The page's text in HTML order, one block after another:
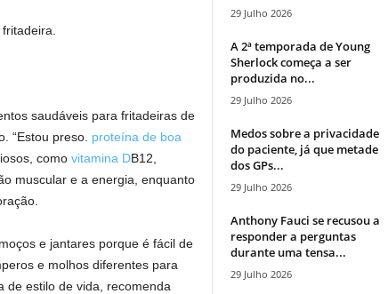
saudáveis ​​para fritadeiras de
“Estou preso. proteína de boa
como vitamina DB12,
muscular e a energia, enquanto
e jantares porque é fácil de
e molhos diferentes para
de estilo de vida, recomenda
29 Julho 2026
A 2ª temporada de Young
Sherlock começa a ser
produzida no...
29 Julho 2026
Medos sobre a privacidade
do paciente, já que metade
dos GPs...
29 Julho 2026
Anthony Fauci se recusou a
responder a perguntas
durante uma tensa...
29 Julho 2026